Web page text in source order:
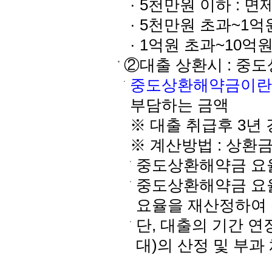
· 5천만원 이하 : 면
· 5천만원 초과~1
· 1억원 초과~10억
②대출 상환시 : 중도
중도상환해약금이
부담하는 금액
※ 대출 취급후 3년
※ 계산방법 : 상환
중도상환해약금
중도상환해약금
요율을 재산정하
단, 대출의 기간 연
대)의 산정 및 부과